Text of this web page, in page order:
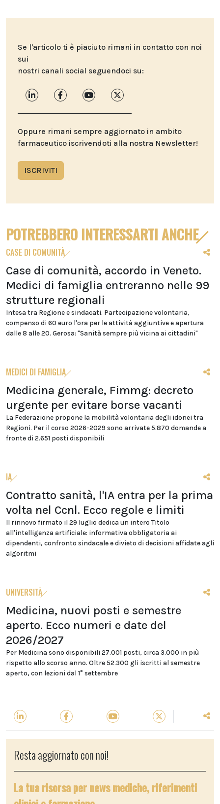
Se l'articolo ti è piaciuto rimani in contatto con noi
sui
nostri canali social seguendoci su:
Oppure rimani sempre aggiornato in ambito
farmaceutico iscrivendoti alla nostra Newsletter!
ISCRIVITI
POTREBBERO INTERESSARTI ANCHE
CASE DI COMUNITÀ
Case di comunità, accordo in Veneto.
Medici di famiglia entreranno nelle 99
strutture regionali
Intesa tra Regione e sindacati. Partecipazione volontaria,
compenso di 60 euro l'ora per le attività aggiuntive e apertura
dalle 8 alle 20. Gerosa: "Sanità sempre più vicina ai cittadini"
MEDICI DI FAMIGLIA
Medicina generale, Fimmg: decreto
urgente per evitare borse vacanti
La Federazione propone la mobilità volontaria degli idonei tra
Regioni. Per il corso 2026-2029 sono arrivate 5.870 domande a
fronte di 2.651 posti disponibili
IA
Contratto sanità, l'IA entra per la prima
volta nel Ccnl. Ecco regole e limiti
Il rinnovo firmato il 29 luglio dedica un intero Titolo
all'intelligenza artificiale: informativa obbligatoria ai
dipendenti, confronto sindacale e divieto di decisioni affidate agli
algoritmi
UNIVERSITÀ
Medicina, nuovi posti e semestre
aperto. Ecco numeri e date del
2026/2027
Per Medicina sono disponibili 27.001 posti, circa 3.000 in più
rispetto allo scorso anno. Oltre 52.300 gli iscritti al semestre
aperto, con lezioni dal 1° settembre
Resta aggiornato con noi!
La tua risorsa per news mediche, riferimenti